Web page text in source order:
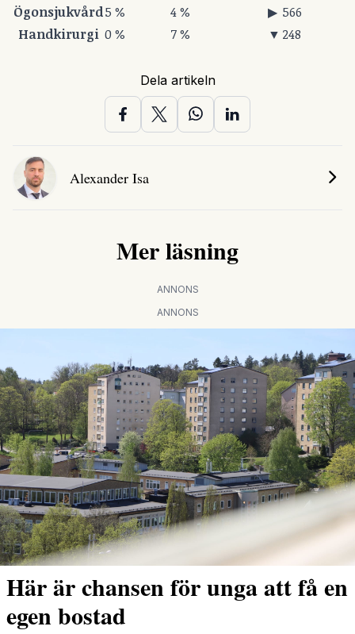
Ögonsjukvård5 % 4 % ▶ 566
Handkirurgi 0 % 7 % ▼ 248
Dela artikeln
Alexander Isa
Mer läsning
ANNONS
ANNONS
Här är chansen för unga att få en
egen bostad